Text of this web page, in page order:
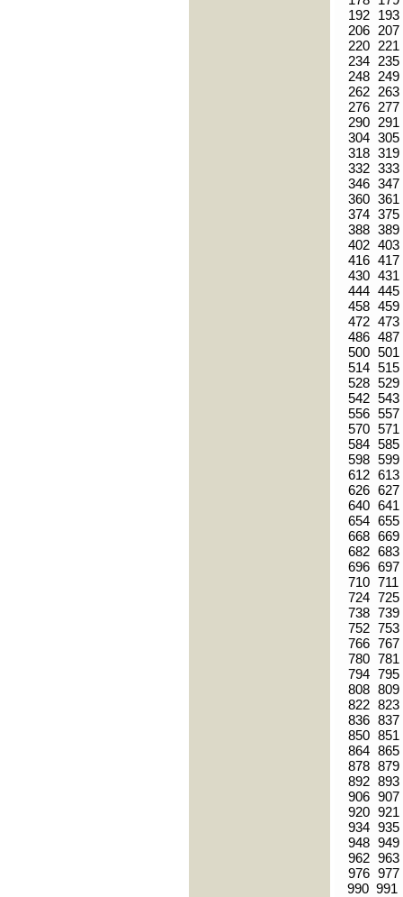
192
193
206 207
220
221
234
235
248
249
262
263
276
277
290
291
304 305
318 319
332 333
346 347
360 361
374 375
388 389
402 403
416 417
430 431
444 445
458 459
472 473
486 487
500 501
514 515
528 529
542 543
556 557
570 571
584 585
598 599
612 613
626 627
640 641
654 655
668 669
682 683
696 697
710 711
724 725
738 739
752 753
766 767
780 781
794 795
808 809
822 823
836 837
850 851
864 865
878 879
892 893
906 907
920 921
934 935
948 949
962 963
976 977
990 991